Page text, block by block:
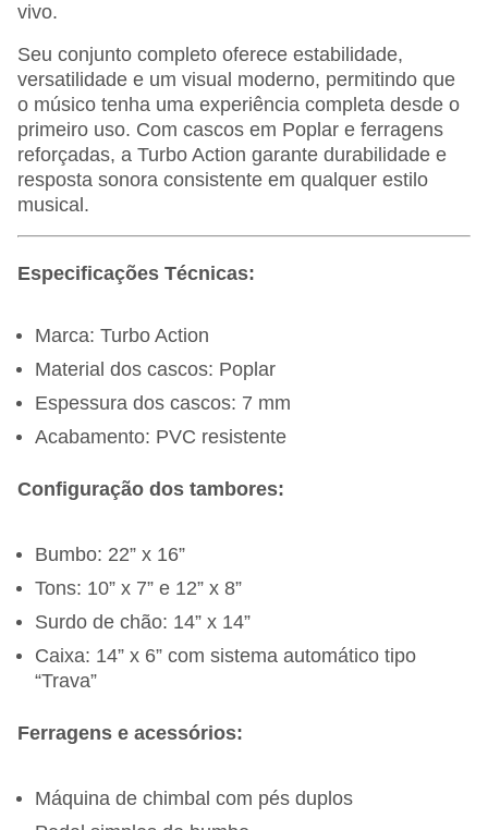
vivo.
Seu conjunto completo oferece estabilidade,
versatilidade e um visual moderno, permitindo que
o músico tenha uma experiência completa desde o
primeiro uso. Com cascos em Poplar e ferragens
reforçadas, a Turbo Action garante durabilidade e
resposta sonora consistente em qualquer estilo
musical.
Especificações Técnicas:
Marca: Turbo Action
Material dos cascos: Poplar
Espessura dos cascos: 7 mm
Acabamento: PVC resistente
Configuração dos tambores:
Bumbo: 22” x 16”
Tons: 10” x 7” e 12” x 8”
Surdo de chão: 14” x 14”
Caixa: 14” x 6” com sistema automático tipo
“Trava”
Ferragens e acessórios:
Máquina de chimbal com pés duplos